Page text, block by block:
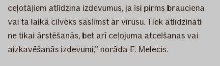
ceļotājiem atlīdzina izdevumus, ja īsi pirms brauciena
vai tā laikā cilvēks saslimst ar vīrusu. Tiek atlīdzināti
ne tikai ārstēšanās, bet arī ceļojuma atcelšanas vai
aizkavēšanās izdevumi,” norāda E. Melecis.